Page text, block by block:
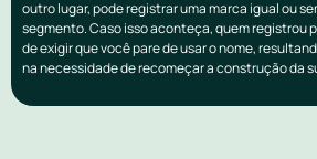
outro lugar, pode registrar uma marca igual ou
segmento. Caso isso aconteça, quem registrou
de exigir que você pare de usar o nome,
na necessidade de recomeçar a construção da